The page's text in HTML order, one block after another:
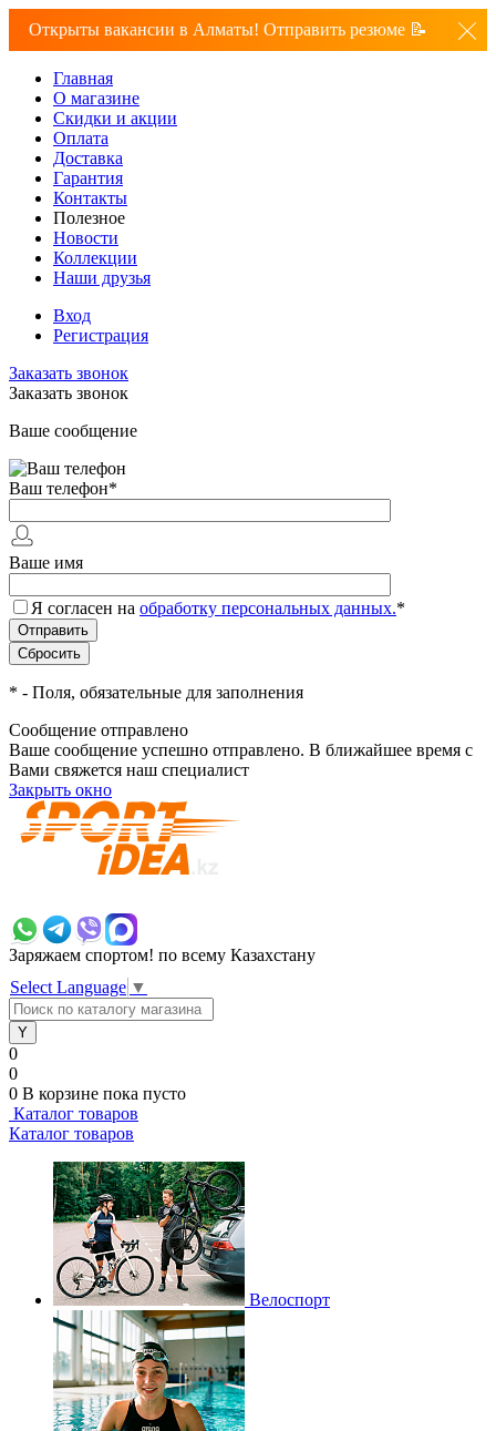
Открыты вакансии в Алматы! Отправить резюме 📝
Главная
О магазине
Скидки и акции
Оплата
Доставка
Гарантия
Контакты
Полезное
Новости
Коллекции
Наши друзья
Вход
Регистрация
Заказать звонок
Заказать звонок
Ваше сообщение
Ваш телефон*
Ваше имя
Я согласен на обработку персональных данных.*
* - Поля, обязательные для заполнения
Сообщение отправлено
Ваше сообщение успешно отправлено. В ближайшее время с
Вами свяжется наш специалист
Закрыть окно
Заряжаем спортом! по всему Казахстану
Select Language ▼
0
0
0 В корзине пока пусто
Каталог товаров
Каталог товаров
Велоспорт